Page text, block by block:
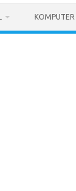
KOMPUTER